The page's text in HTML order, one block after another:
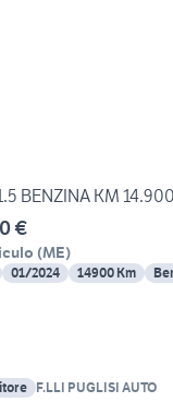
BENZINA KM
€
(ME)
01/2024 14900 Km
F.LLI PUGLISI AUTO